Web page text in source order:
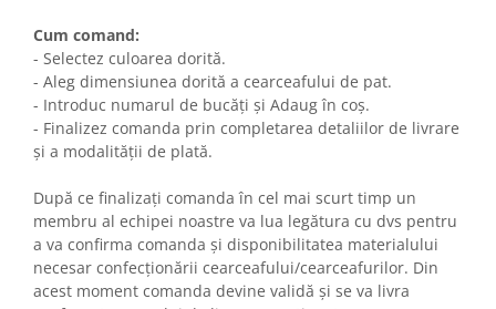
Cum comand:
- Selectez culoarea dorită.
- Aleg dimensiunea dorită a cearceafului de pat.
- Introduc numarul de bucăți și Adaug în coș.
- Finalizez comanda prin completarea detaliilor de livrare
și a modalității de plată.
După ce finalizați comanda în cel mai scurt timp un
membru al echipei noastre va lua legătura cu dvs pentru
a va confirma comanda și disponibilitatea materialului
necesar confecționării cearceafului/cearceafurilor. Din
acest moment comanda devine validă și se va livra